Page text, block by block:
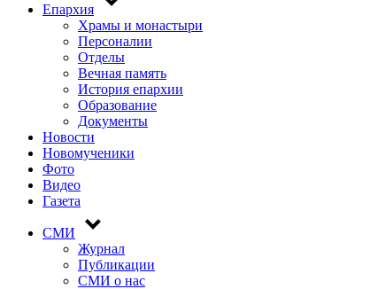
Епархия
Храмы и монастыри
Персоналии
Отделы
Вечная память
История епархии
Образование
Документы
Новости
Новомученики
Фото
Видео
Газета
СМИ
Журнал
Публикации
СМИ о нас